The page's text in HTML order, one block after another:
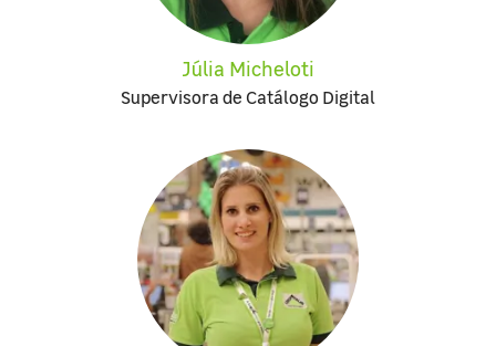
Júlia Micheloti
Supervisora de Catálogo Digital